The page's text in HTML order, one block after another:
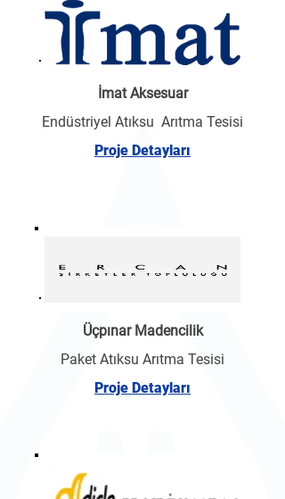
İmat Aksesuar
Endüstriyel Atıksu Arıtma Tesisi
Proje Detayları
Üçpınar Madencilik
Paket Atıksu Arıtma Tesisi
Proje Detayları